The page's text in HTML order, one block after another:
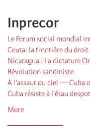
Inprecor
Le Forum social mondial
Ceuta: la frontière du droit
Nicaragua : La dictature
Révolution sandiniste
À l’assaut du ciel — Cuba
Cuba résiste à l’étau
More